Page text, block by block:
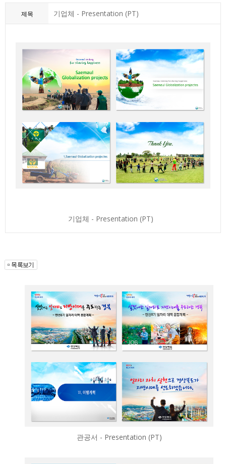
제목 기업체 - Presentation (PT)
기업체 - Presentation (PT)
관공서 - Presentation (PT)